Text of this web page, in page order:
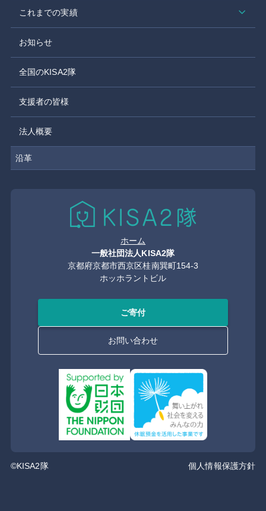
ホーム
一般社団法人KISA2隊
京都府京都市西京区桂南巽町154-3
ホッホラントビル
ご寄付
お問い合わせ
©KISA2隊 個人情報保護方針
これまでの実績
お知らせ
全国のKISA2隊
支援者の皆様
法人概要
沿革